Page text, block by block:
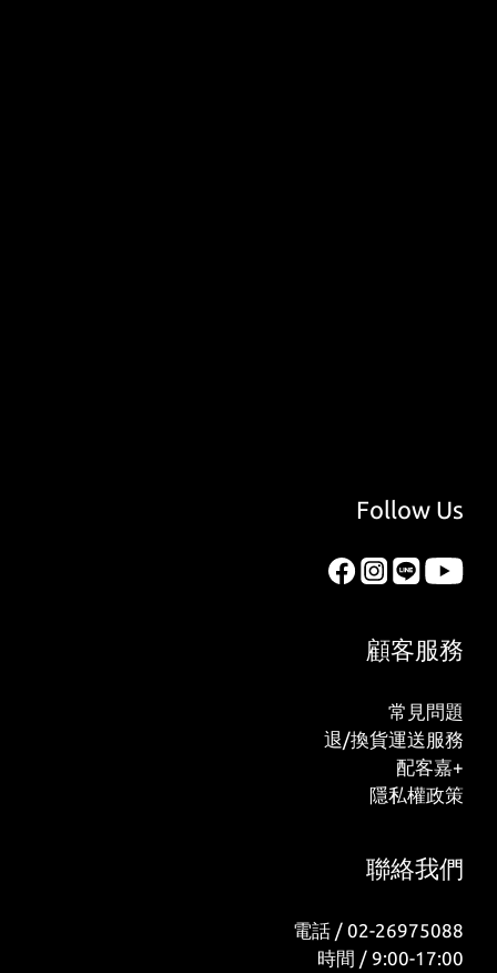
Follow Us
顧客服務
常見問題
退/換貨運送服務
配客嘉+
隱私權政策
聯絡我們
電話 / 02-26975088
時間 / 9:00-17:00